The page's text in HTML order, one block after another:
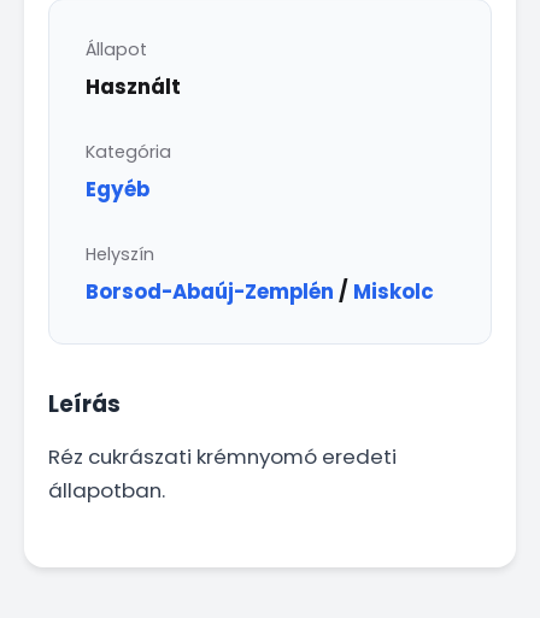
Állapot
Használt
Kategória
Egyéb
Helyszín
Borsod-Abaúj-Zemplén / Miskolc
Leírás
Réz cukrászati krémnyomó eredeti
állapotban.